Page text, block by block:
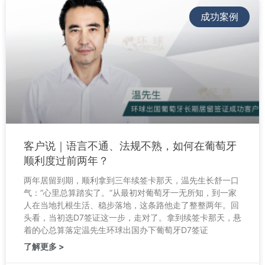
成功案例
客户说｜语言不通、法规不熟，如何在葡萄牙
顺利度过前两年？
两年居留到期，顺利拿到三年续签卡那天，温先生长舒一口
气：”心里总算踏实了。”从最初对葡萄牙一无所知，到一家
人在当地扎根生活、稳步落地，这条路他走了整整两年。回
头看，当初选D7签证这一步，走对了。拿到续签卡那天，悬
着的心总算落定温先生环球出国办下葡萄牙D7签证
了解更多 >